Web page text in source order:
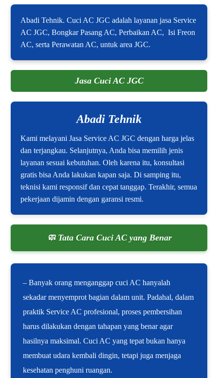
Abadi Tehnik. Cuci AC JGC adalah layanan jasa Service
AC JGC, Bongkar Pasang AC, Perbaikan AC, Isi Freon
AC, serta Perawatan AC, untuk area JGC.
Jasa Cuci AC JGC
Abadi Tehnik
Kami melayani Jasa Service AC JGC dengan harga jelas
dan terjangkau. Selanjutnya, Anda bisa memilih jenis
layanan sesuai kebutuhan. Oleh karena itu, konsultasi
gratis bisa Anda lakukan kapan saja. Di samping itu,
teknisi kami responsif dan cepat tanggap. Terakhir, semua
pekerjaan dijamin dengan garansi resmi.
🧼 Tata Cara Cuci AC yang Benar
– Banyak orang menganggap cuci AC hanyalah
sekadar menyemprot bagian dalam unit. Padahal, dalam
praktik Service AC profesional, proses pembersihan
harus dilakukan dengan tahapan yang benar agar
hasilnya maksimal. Cuci AC yang tepat bukan hanya
membuat udara kembali dingin, tetapi juga menjaga
kesehatan penghuni ruangan.